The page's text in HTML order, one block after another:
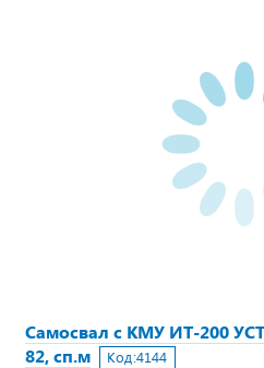
Самосвал с КМУ ИТ-200
82, сп.м
Код:4144